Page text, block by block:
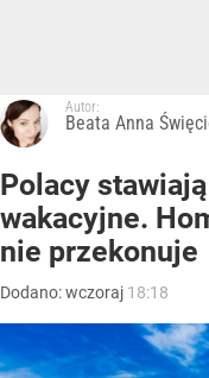
Autor:
Beata Anna
Polacy
wakacyjne.
nie przekonuje
Dodano:wczoraj 18:18